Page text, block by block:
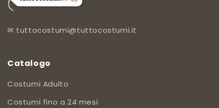
✉ tuttocostumi@tuttocostumi.it
Catalogo
Costumi Adulto
Costumi fino a 24 mesi